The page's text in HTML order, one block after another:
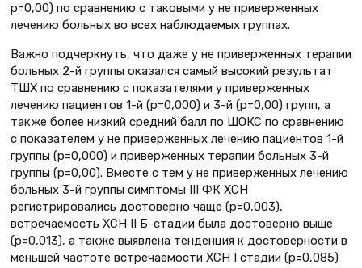
р=0,00) по сравнению с таковыми у не приверженных
лечению больных во всех наблюдаемых группах.
Важно подчеркнуть, что даже у не приверженных терапии
больных 2-й группы оказался самый высокий результат
ТШХ по сравнению с показателями у приверженных
лечению пациентов 1-й (р=0,000) и 3-й (р=0,00) групп, а
также более низкий средний балл по ШОКС по сравнению
с показателем у не приверженных лечению пациентов 1-й
группы (р=0,000) и приверженных терапии больных 3-й
группы (р=0,00). Вместе с тем у не приверженных лечению
больных 3-й группы симптомы III ФК ХСН
регистрировались достоверно чаще (р=0,003),
встречаемость ХСН II Б-стадии была достоверно выше
(р=0,013), а также выявлена тенденция к достоверности в
меньшей частоте встречаемости ХСН I стадии (р=0,085)